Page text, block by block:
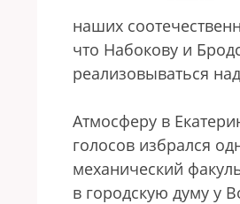
наших
что Набокову и
реализовываться
Атмосферу в
голосов избрался
механический
в городскую думу у